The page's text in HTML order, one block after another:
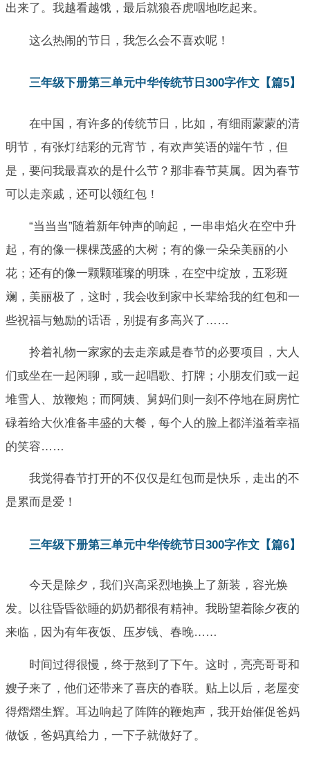
出来了。我越看越饿，最后就狼吞虎咽地吃起来。
这么热闹的节日，我怎么会不喜欢呢！
三年级下册第三单元中华传统节日300字作文【篇5】
在中国，有许多的传统节日，比如，有细雨蒙蒙的清
明节，有张灯结彩的元宵节，有欢声笑语的端午节，但
是，要问我最喜欢的是什么节？那非春节莫属。因为春节
可以走亲戚，还可以领红包！
“当当当”随着新年钟声的响起，一串串焰火在空中升
起，有的像一棵棵茂盛的大树；有的像一朵朵美丽的小
花；还有的像一颗颗璀璨的明珠，在空中绽放，五彩斑
斓，美丽极了，这时，我会收到家中长辈给我的红包和一
些祝福与勉励的话语，别提有多高兴了……
拎着礼物一家家的去走亲戚是春节的必要项目，大人
们或坐在一起闲聊，或一起唱歌、打牌；小朋友们或一起
堆雪人、放鞭炮；而阿姨、舅妈们则一刻不停地在厨房忙
碌着给大伙准备丰盛的大餐，每个人的脸上都洋溢着幸福
的笑容……
我觉得春节打开的不仅仅是红包而是快乐，走出的不
是累而是爱！
三年级下册第三单元中华传统节日300字作文【篇6】
今天是除夕，我们兴高采烈地换上了新装，容光焕
发。以往昏昏欲睡的奶奶都很有精神。我盼望着除夕夜的
来临，因为有年夜饭、压岁钱、春晚……
时间过得很慢，终于熬到了下午。这时，亮亮哥哥和
嫂子来了，他们还带来了喜庆的春联。贴上以后，老屋变
得熠熠生辉。耳边响起了阵阵的鞭炮声，我开始催促爸妈
做饭，爸妈真给力，一下子就做好了。